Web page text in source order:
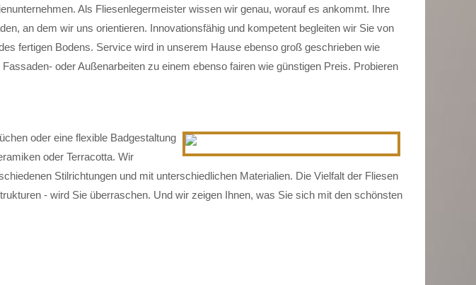
Als Fliesenlegermeister wissen wir genau, worauf es ankommt. Ihre
an dem wir uns orientieren. Innovationsfähig und kompetent begleiten wir Sie von
fertigen Bodens. Service wird in unserem Hause ebenso groß geschrieben wie
oder Außenarbeiten zu einem ebenso fairen wie günstigen Preis. Probieren
oder eine flexible Badgestaltung
oder Terracotta. Wir
Stilrichtungen und mit unterschiedlichen Materialien. Die Vielfalt der Fliesen
- wird Sie überraschen. Und wir zeigen Ihnen, was Sie sich mit den schönsten